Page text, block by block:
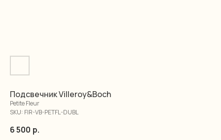
Подсвечник Villeroy&Boch
Petite Fleur
SKU: FIR-VB-PETFL-DUBL
6 500 р.